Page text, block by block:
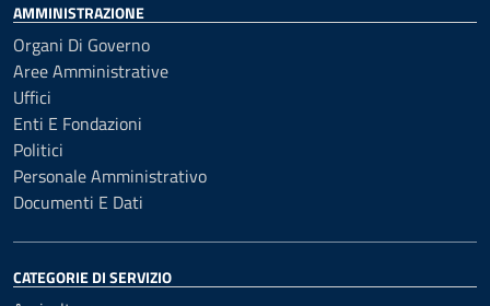
AMMINISTRAZIONE
Organi Di Governo
Aree Amministrative
Uffici
Enti E Fondazioni
Politici
Personale Amministrativo
Documenti E Dati
CATEGORIE DI SERVIZIO